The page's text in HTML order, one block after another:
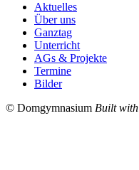
Aktuelles
Über uns
Ganztag
Unterricht
AGs & Projekte
Termine
Bilder
© Domgymnasium Built with